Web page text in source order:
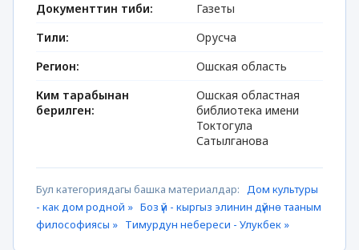
Документтин тиби:
Газеты
Тили:
Орусча
Регион:
Ошская область
Ким тарабынан
берилген:
Ошская областная
библиотека имени
Токтогула
Сатылганова
Бул категориядагы башка материалдар: Дом культуры
- как дом родной » Боз үй - кыргыз элинин дүйнө тааным
философиясы » Тимурдун небереси - Улукбек »